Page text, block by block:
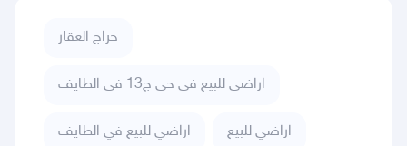
حراج العقار
اراضي للبيع في حي ج13 في الطايف
اراضي للبيع في الطايف اراضي للبيع